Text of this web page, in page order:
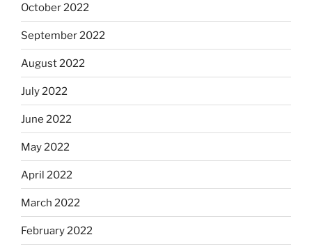
October 2022
September 2022
August 2022
July 2022
June 2022
May 2022
April 2022
March 2022
February 2022